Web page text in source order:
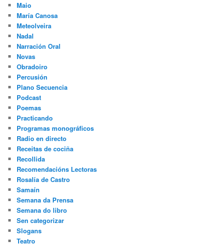
Maio
María Canosa
Meteolveira
Nadal
Narración Oral
Novas
Obradoiro
Percusión
Plano Secuencia
Podcast
Poemas
Practicando
Programas monográficos
Radio en directo
Receitas de cociña
Recollida
Recomendacións Lectoras
Rosalía de Castro
Samaín
Semana da Prensa
Semana do libro
Sen categorizar
Slogans
Teatro